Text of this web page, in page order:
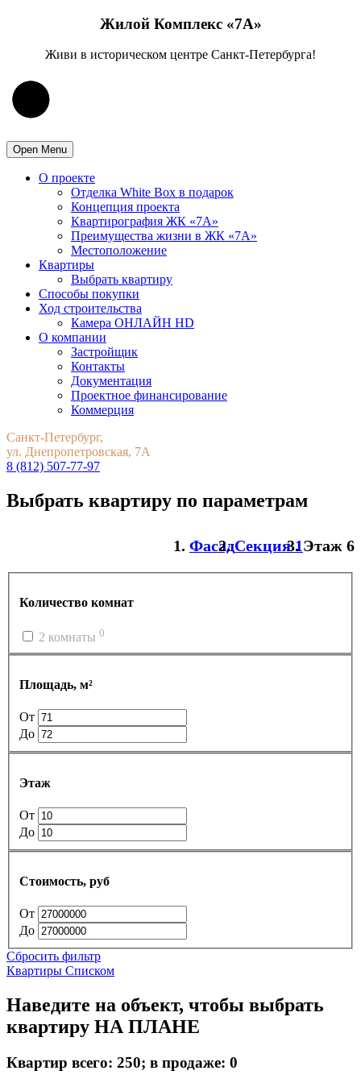
Жилой Комплекс «7А»
Живи в историческом центре Санкт-Петербурга!
Open Menu
О проекте
Отделка White Box в подарок
Концепция проекта
Квартирография ЖК «7А»
Преимущества жизни в ЖК «7А»
Местоположение
Квартиры
Выбрать квартиру
Способы покупки
Ход строительства
Камера ОНЛАЙН HD
О компании
Застройщик
Контакты
Документация
Проектное финансирование
Коммерция
Санкт-Петербург,
ул. Днепропетровская, 7А
8 (812) 507-77-97
Выбрать квартиру по параметрам
ФасадСекция 1Этаж 6
Количество комнат
2 комнаты 0
Площадь, м²
От
До
Этаж
От
До
Стоимость, руб
От
До
Сбросить фильтр
Квартиры Списком
Наведите на объект, чтобы выбрать
квартиру НА ПЛАНЕ
Квартир всего: 250; в продаже: 0